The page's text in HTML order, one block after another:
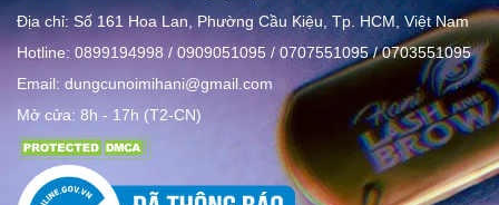
Địa chỉ: Số 161 Hoa Lan, Phường Cầu Kiệu, Tp. HCM, Việt Nam
Hotline: 0899194998 / 0909051095 / 0707551095 / 0703551095
Email: dungcunoimihani@gmail.com
Mở cửa: 8h - 17h (T2-CN)